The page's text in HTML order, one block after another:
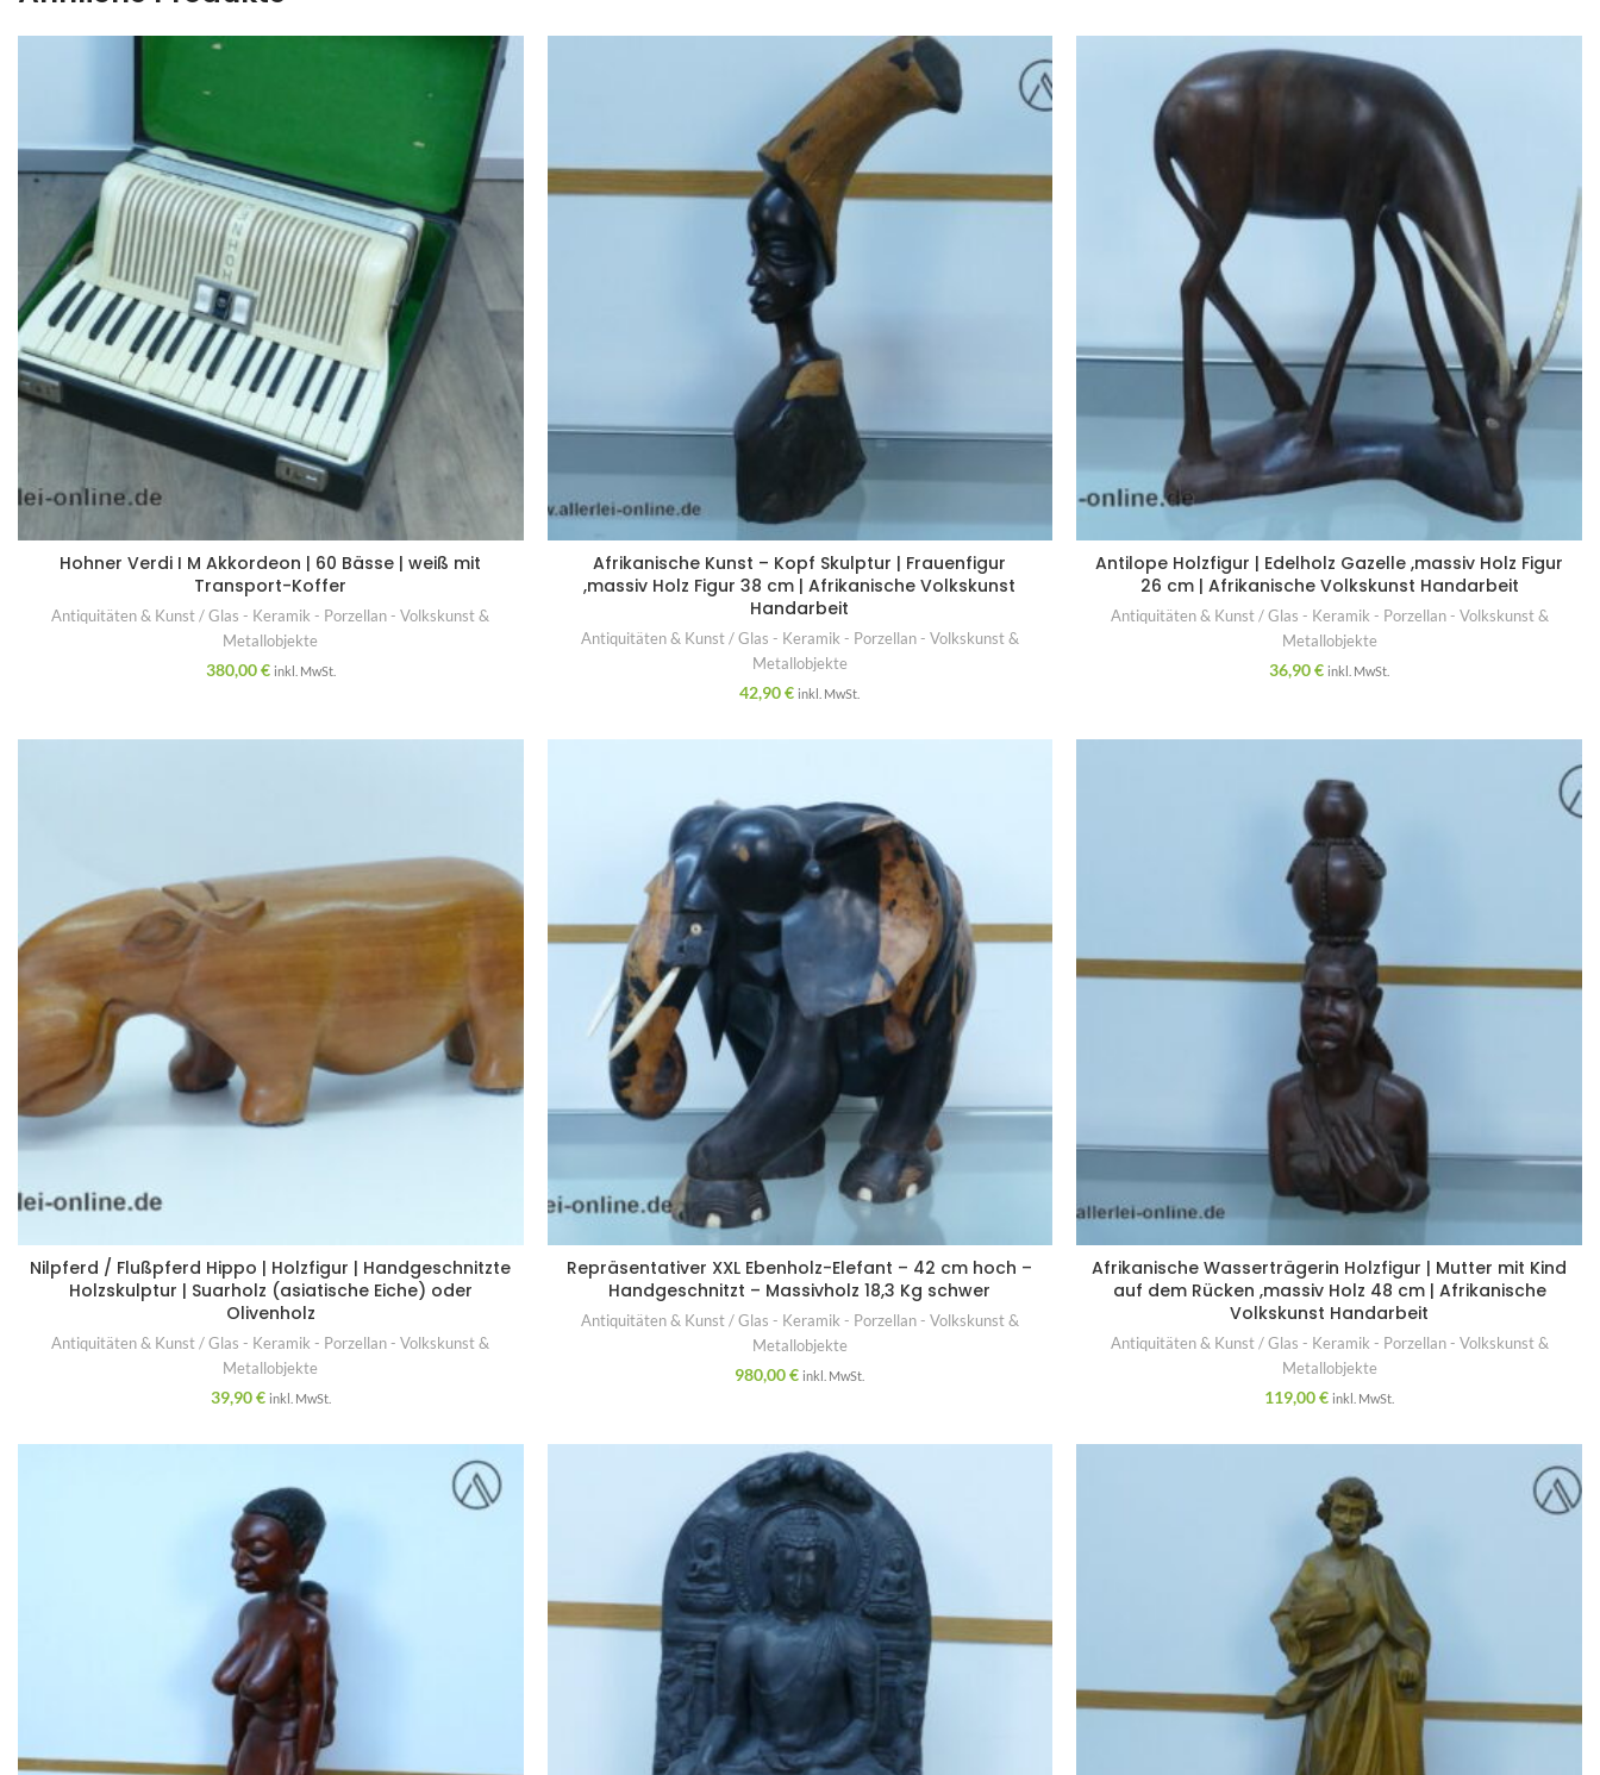
Hohner Verdi I M Akkordeon | 60 Bässe | weiß mit
Transport-Koffer
Antiquitäten & Kunst / Glas - Keramik - Porzellan - Volkskunst &
Metallobjekte
380,00€ inkl. MwSt.
Afrikanische Kunst – Kopf Skulptur | Frauenfigur
,massiv Holz Figur 38 cm | Afrikanische Volkskunst
Handarbeit
Antiquitäten & Kunst / Glas - Keramik - Porzellan - Volkskunst &
Metallobjekte
42,90€ inkl. MwSt.
Antilope Holzfigur | Edelholz Gazelle ,massiv Holz Figur
26 cm | Afrikanische Volkskunst Handarbeit
Antiquitäten & Kunst / Glas - Keramik - Porzellan - Volkskunst &
Metallobjekte
36,90€ inkl. MwSt.
Nilpferd / Flußpferd Hippo | Holzfigur | Handgeschnitzte
Holzskulptur | Suarholz (asiatische Eiche) oder
Olivenholz
Antiquitäten & Kunst / Glas - Keramik - Porzellan - Volkskunst &
Metallobjekte
39,90€ inkl. MwSt.
Repräsentativer XXL Ebenholz-Elefant – 42 cm hoch –
Handgeschnitzt – Massivholz 18,3 Kg schwer
Antiquitäten & Kunst / Glas - Keramik - Porzellan - Volkskunst &
Metallobjekte
980,00€ inkl. MwSt.
Afrikanische Wasserträgerin Holzfigur | Mutter mit Kind
auf dem Rücken ,massiv Holz 48 cm | Afrikanische
Volkskunst Handarbeit
Antiquitäten & Kunst / Glas - Keramik - Porzellan - Volkskunst &
Metallobjekte
119,00€ inkl. MwSt.